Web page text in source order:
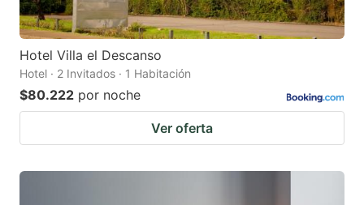
Hotel Villa el Descanso
Hotel · 2 Invitados · 1 Habitación
$80.222 por noche
Ver oferta